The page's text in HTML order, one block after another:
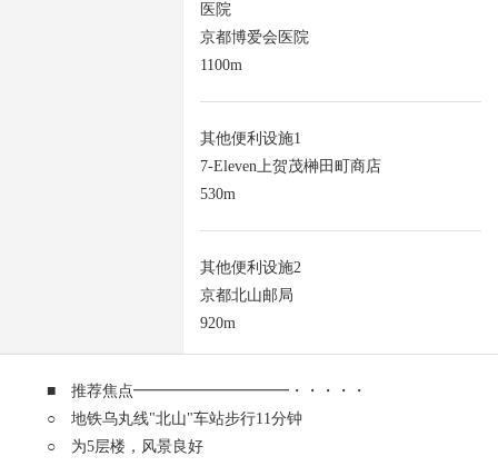
医院
京都博爱会医院
1100m
其他便利设施1
7-Eleven上贺茂榊田町商店
530m
其他便利设施2
京都北山邮局
920m
■ 推荐焦点━━━━━━━━━━・・・・・
○ 地铁乌丸线"北山"车站步行11分钟
○ 为5层楼，风景良好